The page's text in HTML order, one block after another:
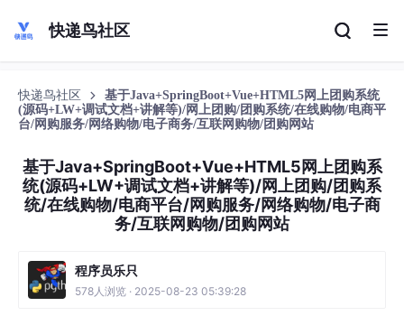
快递鸟社区
快递鸟社区
基于Java+SpringBoot+Vue+HTML5网上团购系统
(源码+LW+调试文档+讲解等)/网上团购/团购系统/在线购物/电商平
台/网购服务/网络购物/电子商务/互联网购物/团购网站
基于Java+SpringBoot+Vue+HTML5网上团购系
统(源码+LW+调试文档+讲解等)/网上团购/团购系
统/在线购物/电商平台/网购服务/网络购物/电子商
务/互联网购物/团购网站
程序员乐只
578人浏览 · 2025-08-23 05:39:28